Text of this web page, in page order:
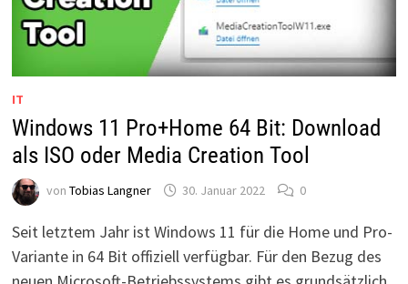
IT
Windows 11 Pro+Home 64 Bit: Download
als ISO oder Media Creation Tool
von Tobias Langner 30. Januar 2022 0
Seit letztem Jahr ist Windows 11 für die Home und Pro-
Variante in 64 Bit offiziell verfügbar. Für den Bezug des